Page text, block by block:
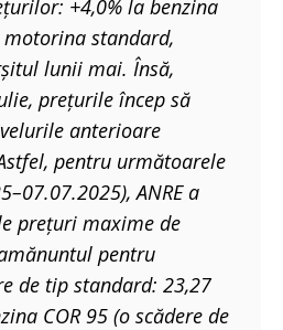
+4,0% la benzina
motorina standard,
lunii mai. Însă,
prețurile încep să
anterioare
pentru următoarele
ANRE a
prețuri maxime de
pentru
de tip standard: 23,27
COR 95 (o scădere de